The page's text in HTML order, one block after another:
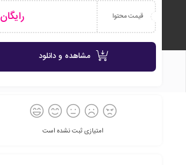
قیمت محتوا رایگان
مشاهده و دانلود
امتیازی ثبت نشده است